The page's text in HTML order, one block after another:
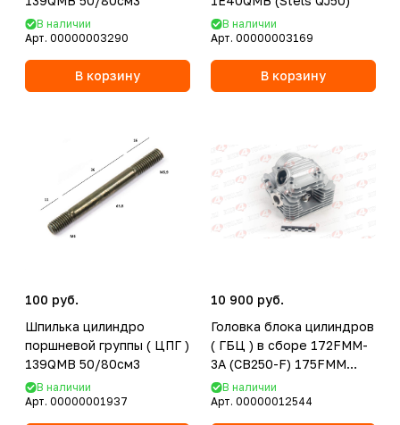
В наличии
Арт. 00000003290
В корзину
В наличии
Арт. 00000003169
В корзину
100 руб.
Шпилька цилиндро
поршневой группы ( ЦПГ )
139QMB 50/80см3
В наличии
Арт. 00000001937
10 900 руб.
Головка блока цилиндров
( ГБЦ ) в сборе 172FMM-
3A (CB250-F) 175FMM
(CB300-F)
В наличии
Арт. 00000012544